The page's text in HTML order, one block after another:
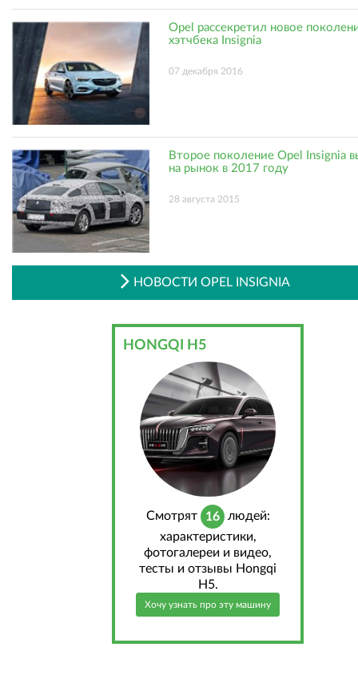
Opel рассекретил новое
хэтчбека Insignia
07 декабря 2016
Второе поколение Opel Insignia
на рынок в 2017 году
28 августа 2015
НОВОСТИ OPEL INSIGNIA
HONGQI H5
Cмотрят 16 людей:
характеристики,
фотогалереи и видео,
тесты и отзывы Hongqi
H5.
Хочу узнать про эту машину